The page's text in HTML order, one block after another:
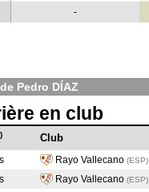
-
Pedro DÍAZ
en club
Club
Rayo Vallecano (ESP)
Rayo Vallecano (ESP)